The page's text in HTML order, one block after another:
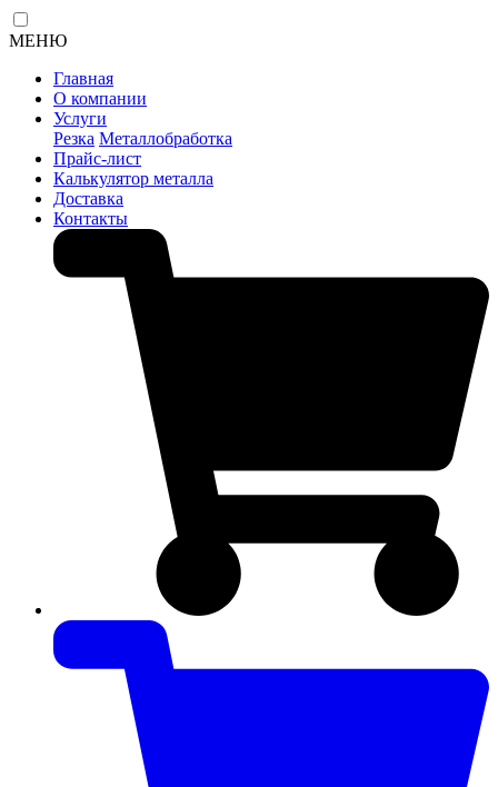
МЕНЮ
Главная
О компании
Услуги
Резка Металлобработка
Прайс-лист
Калькулятор металла
Доставка
Контакты